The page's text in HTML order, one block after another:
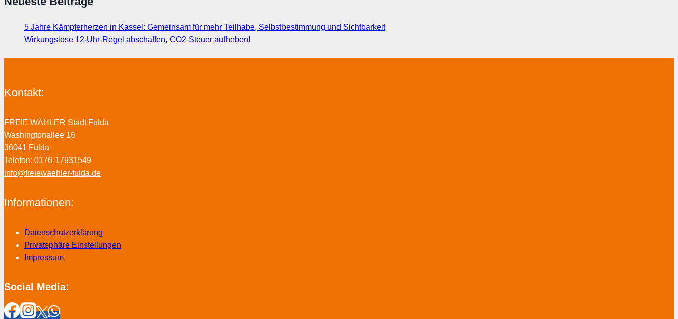
5 Jahre Kämpferherzen in Kassel: Gemeinsam für mehr Teilhabe, Selbstbestimmung und Sichtbarkeit
Wirkungslose 12-Uhr-Regel abschaffen, CO2-Steuer aufheben!
Kontakt:
FREIE WÄHLER Stadt Fulda
Washingtonallee 16
36041 Fulda
Telefon: 0176-17931549
info@freiewaehler-fulda.de
Informationen:
Datenschutzerklärung
Privatsphäre Einstellungen
Impressum
Social Media: